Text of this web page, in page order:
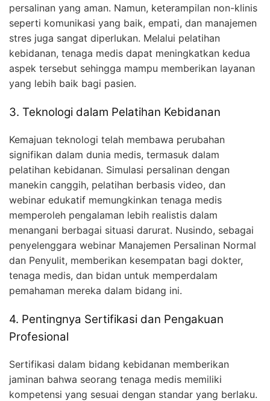
persalinan yang aman. Namun, keterampilan non-klinis
seperti komunikasi yang baik, empati, dan manajemen
stres juga sangat diperlukan. Melalui pelatihan
kebidanan, tenaga medis dapat meningkatkan kedua
aspek tersebut sehingga mampu memberikan layanan
yang lebih baik bagi pasien.
3. Teknologi dalam Pelatihan Kebidanan
Kemajuan teknologi telah membawa perubahan
signifikan dalam dunia medis, termasuk dalam
pelatihan kebidanan. Simulasi persalinan dengan
manekin canggih, pelatihan berbasis video, dan
webinar edukatif memungkinkan tenaga medis
memperoleh pengalaman lebih realistis dalam
menangani berbagai situasi darurat. Nusindo, sebagai
penyelenggara webinar Manajemen Persalinan Normal
dan Penyulit, memberikan kesempatan bagi dokter,
tenaga medis, dan bidan untuk memperdalam
pemahaman mereka dalam bidang ini.
4. Pentingnya Sertifikasi dan Pengakuan
Profesional
Sertifikasi dalam bidang kebidanan memberikan
jaminan bahwa seorang tenaga medis memiliki
kompetensi yang sesuai dengan standar yang berlaku.